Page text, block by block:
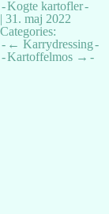
Kogte kartofler
| 31. maj 2022
Categories:
Indlægsnavigation
← Karrydressing
Kartoffelmos →